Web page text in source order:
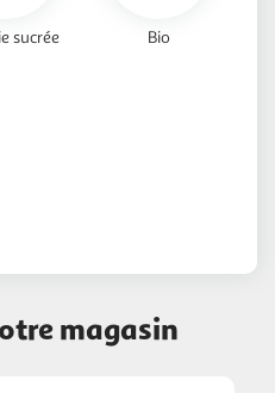
sucrée Bio
magasin